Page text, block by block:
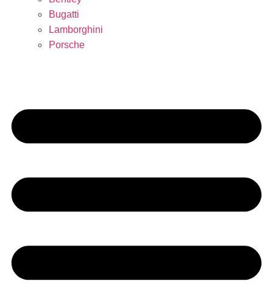
Bugatti
Lamborghini
Porsche